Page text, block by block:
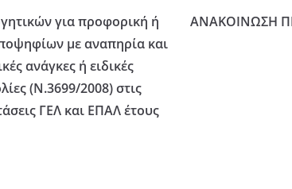
για προφορική ή
με αναπηρία και
ανάγκες ή ειδικές
(Ν.3699/2008) στις
ΓΕΛ και ΕΠΑΛ έτους
ΑΝΑΚΟΙΝΩΣΗ